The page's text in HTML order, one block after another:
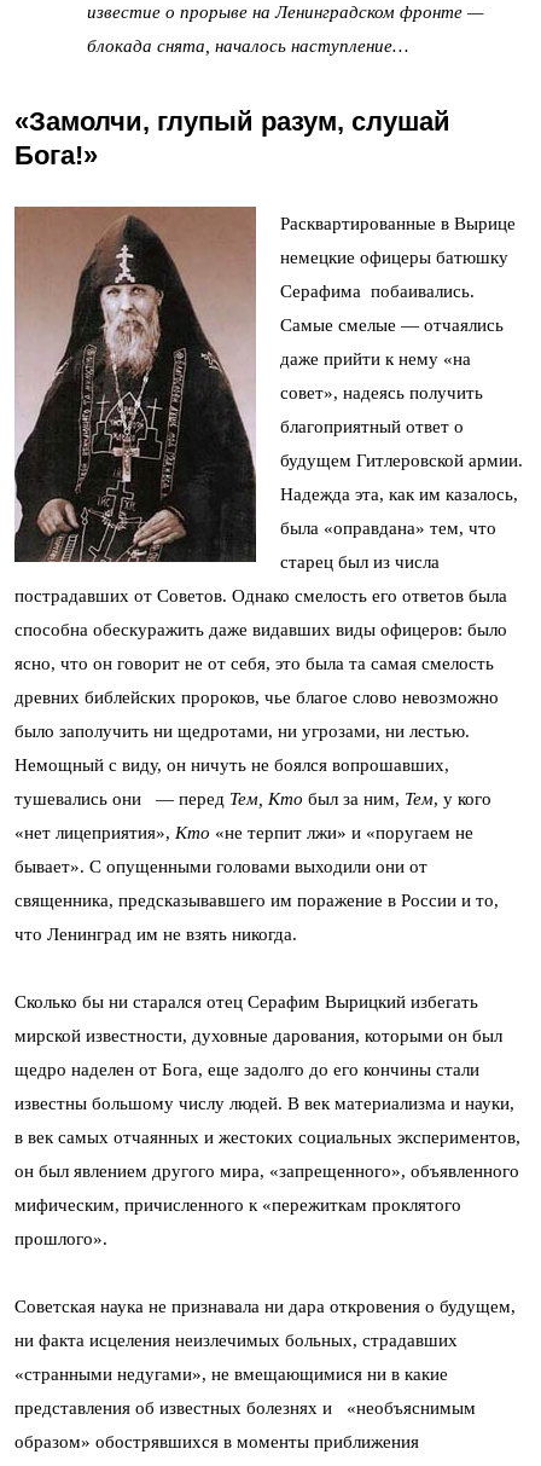
известие о прорыве на Ленинградском фронте —
блокада снята, началось наступление…
«Замолчи, глупый разум, слушай
Бога!»
Расквартированные в Вырице
немецкие офицеры батюшку
Серафима побаивались.
Самые смелые — отчаялись
даже прийти к нему «на
совет», надеясь получить
благоприятный ответ о
будущем Гитлеровской армии.
Надежда эта, как им казалось,
была «оправдана» тем, что
старец был из числа
пострадавших от Советов. Однако смелость его ответов была
способна обескуражить даже видавших виды офицеров: было
ясно, что он говорит не от себя, это была та самая смелость
древних библейских пророков, чье благое слово невозможно
было заполучить ни щедротами, ни угрозами, ни лестью.
Немощный с виду, он ничуть не боялся вопрошавших,
тушевались они — перед Тем, Кто был за ним, Тем, у кого
«нет лицеприятия», Кто «не терпит лжи» и «поругаем не
бывает». С опущенными головами выходили они от
священника, предсказывавшего им поражение в России и то,
что Ленинград им не взять никогда.
Сколько бы ни старался отец Серафим Вырицкий избегать
мирской известности, духовные дарования, которыми он был
щедро наделен от Бога, еще задолго до его кончины стали
известны большому числу людей. В век материализма и науки,
в век самых отчаянных и жестоких социальных экспериментов,
он был явлением другого мира, «запрещенного», объявленного
мифическим, причисленного к «пережиткам проклятого
прошлого».
Советская наука не признавала ни дара откровения о будущем,
ни факта исцеления неизлечимых больных, страдавших
«странными недугами», не вмещающимися ни в какие
представления об известных болезнях и «необъяснимым
образом» обострявшихся в моменты приближения